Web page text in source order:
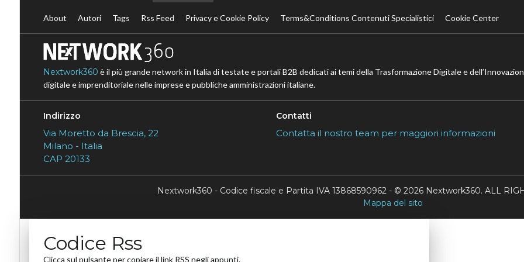
About Autori Tags Rss Feed Privacy e Cookie Policy Terms&Conditions Contenuti Specialistici Cookie Center
Nextwork360 è il più grande network in Italia di testate e portali B2B dedicati ai temi della Trasformazione Digitale e
digitale e imprenditoriale nelle imprese e pubbliche amministrazioni italiane.
Indirizzo
Via Moretto da Brescia, 22
Milano - Italia
CAP 20133
Contatti
Contatta il nostro team per maggiori informazioni
Nextwork360 - Codice fiscale e Partita IVA 13868590962 - © 2026 Nextwork360. ALL
Mappa del sito
Codice Rss
Clicca sul pulsante per copiare il link RSS negli appunti.